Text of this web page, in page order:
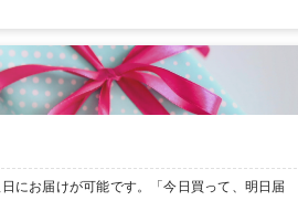
にお届けが可能です。「今日買って、明日届